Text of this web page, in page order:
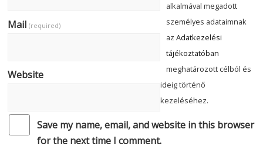
Mail(required)
Website
Save my name, email, and website in this browser
for the next time I comment.
alkalmával megadott
személyes adataimnak
azAdatkezelési
tájékoztatóban
meghatározott célból és
ideig történő
kezeléséhez.